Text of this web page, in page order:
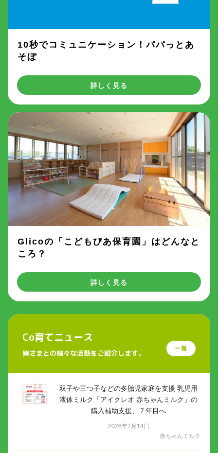
10秒でコミュニケーション！パパっとあ
そぼ
詳しく見る
Glicoの「こどもぴあ保育園」はどんなと
ころ？
詳しく見る
Co育てニュース
皆さまとの様々な活動をご紹介します。
一覧
双子や三つ子などの多胎児家庭を支援 乳児用
液体ミルク「アイクレオ 赤ちゃんミルク」の
購入補助支援、７年目へ
2026年7月14日
赤ちゃんミルク